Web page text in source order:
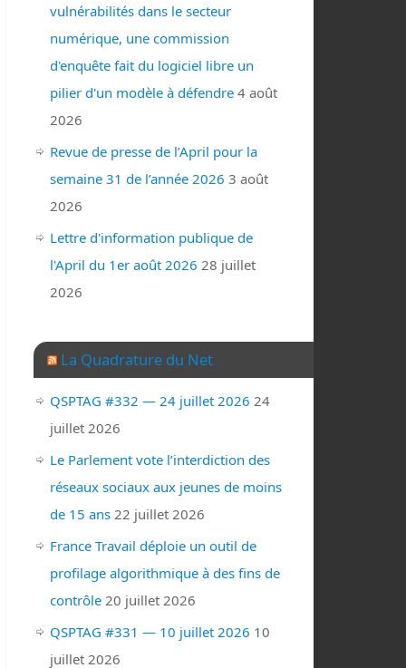
vulnérabilités dans le secteur
numérique, une commission
d'enquête fait du logiciel libre un
pilier d'un modèle à défendre 4 août
2026
Revue de presse de l’April pour la
semaine 31 de l’année 2026 3 août
2026
Lettre d'information publique de
l'April du 1er août 2026 28 juillet
2026
La Quadrature du Net
QSPTAG #332 — 24 juillet 2026 24
juillet 2026
Le Parlement vote l’interdiction des
réseaux sociaux aux jeunes de moins
de 15 ans 22 juillet 2026
France Travail déploie un outil de
profilage algorithmique à des fins de
contrôle 20 juillet 2026
QSPTAG #331 — 10 juillet 2026 10
juillet 2026